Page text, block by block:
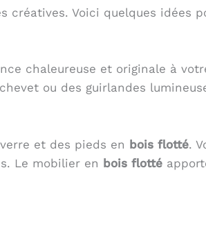
créatives. Voici quelques idées
chaleureuse et originale à
ou des guirlandes
et des pieds en bois flotté.
Le mobilier en bois flotté